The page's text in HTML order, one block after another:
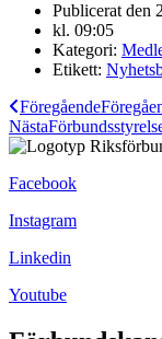
Publicerat den
kl. 09:05
Kategori:
Etikett:
Föregående
Nästa
Facebook
Instagram
Linkedin
Youtube